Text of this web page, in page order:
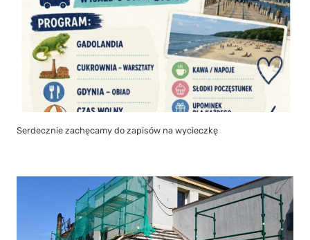
Serdecznie zachęcamy do zapisów na wycieczkę